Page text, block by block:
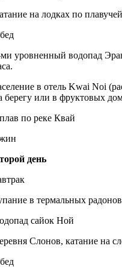
на лодках по
уровненный водопад
в отель Kwai Noi
берегу или в фруктовых
по реке Квай
день
в термальных
сайок Ной
Слонов, катание на